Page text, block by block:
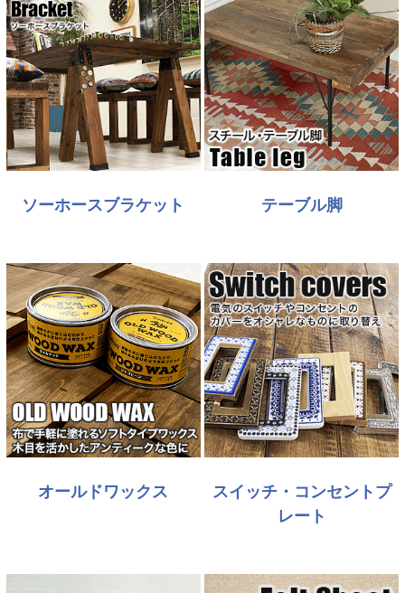
ソーホースブラケット テーブル脚
オールドワックス
スイッチ・コンセントプ
レート